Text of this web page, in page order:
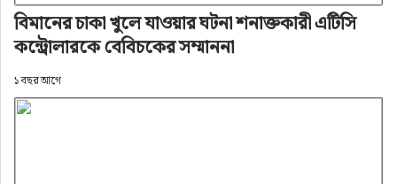
বিমানের চাকা খুলে যাওয়ার ঘটনা শনাক্তকারী এটিসি
কন্ট্রোলারকে বেবিচকের সম্মাননা
১ বছর আগে